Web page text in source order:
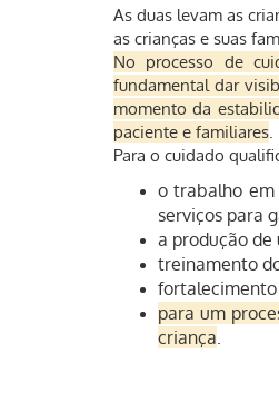
As duas levam as
as crianças e suas
No processo de
fundamental dar
momento da
paciente e familiares.
Para o cuidado
o trabalho em
serviços para
a produção de
treinamento
fortalecimento
para um
criança.